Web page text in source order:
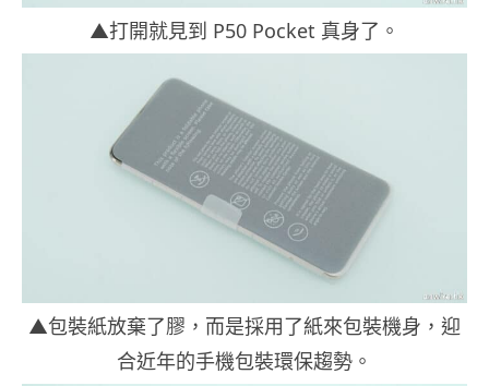
▲打開就見到 P50 Pocket 真身了。
▲包裝紙放棄了膠，而是採用了紙來包裝機身，迎
合近年的手機包裝環保趨勢。